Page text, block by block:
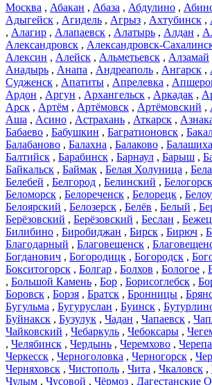
Москва , Абакан , Абаза , Абдулино ,
Адыгейск , Агидель , Агрыз , Ахтубинск ,
, Алагир , Алапаевск , Алатырь , Алдан ,
Александровск , Александровск-
Алексин , Алейск , Альметьевск , Алзамай
Анадырь , Анапа , Андреаполь , Ангарск ,
Судженск , Апатиты , Апрелевка ,
Ардон , Аргун , Архангельск , Аркадак ,
Арск , Артём , Артёмовск , Артёмовский ,
Аша , Асино , Астрахань , Аткарск ,
Бабаево , Бабушкин , Багратионовск ,
Балабаново , Балахна , Балаково , Балашиха
Балтийск , Барабинск , Барнаул , Барыш ,
Байкальск , Баймак , Белая Холуница ,
Белебей , Белгород , Белинский , Белогорск
Беломорск , Белореченск , Белорецк ,
Белоярский , Белозерск , Белёв , Белый ,
Берёзовский , Берёзовский , Беслан ,
Билибино , Биробиджан , Бирск , Бирюч ,
Благодарный , Благовещенск ,
Богданович , Богородицк , Богородск ,
Бокситогорск , Болгар , Болхов , Бологое ,
, Большой Камень , Бор , Борисоглебск ,
Боровск , Борзя , Братск , Бронницы ,
Бугульма , Бугуруслан , Буинск ,
Буйнакск , Бузулук , Чадан , Чапаевск ,
Чайковский , Чебаркуль , Чебоксары ,
, Челябинск , Чердынь , Черемхово ,
Черкесск , Черноголовка , Черногорск ,
Черняховск , Чистополь , Чита , Чкаловск ,
Чулым , Чусовой , Чёрмоз , Дагестанские